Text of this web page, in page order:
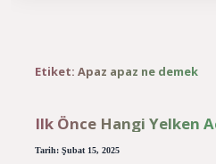
Etiket: Apaz apaz ne demek
Ilk Önce Hangi Yelken
Tarih: Şubat 15, 2025